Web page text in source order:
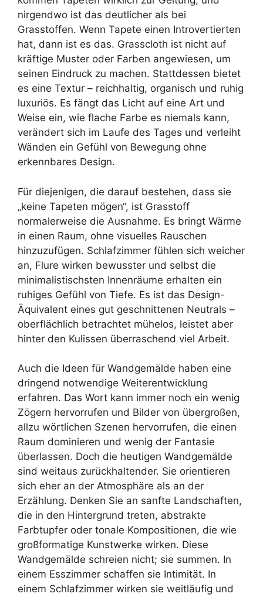
nirgendwo ist das deutlicher als bei
Grasstoffen. Wenn Tapete einen Introvertierten
hat, dann ist es das. Grasscloth ist nicht auf
kräftige Muster oder Farben angewiesen, um
seinen Eindruck zu machen. Stattdessen bietet
es eine Textur – reichhaltig, organisch und ruhig
luxuriös. Es fängt das Licht auf eine Art und
Weise ein, wie flache Farbe es niemals kann,
verändert sich im Laufe des Tages und verleiht
Wänden ein Gefühl von Bewegung ohne
erkennbares Design.
Für diejenigen, die darauf bestehen, dass sie
„keine Tapeten mögen“, ist Grasstoff
normalerweise die Ausnahme. Es bringt Wärme
in einen Raum, ohne visuelles Rauschen
hinzuzufügen. Schlafzimmer fühlen sich weicher
an, Flure wirken bewusster und selbst die
minimalistischsten Innenräume erhalten ein
ruhiges Gefühl von Tiefe. Es ist das Design-
Äquivalent eines gut geschnittenen Neutrals –
oberflächlich betrachtet mühelos, leistet aber
hinter den Kulissen überraschend viel Arbeit.
Auch die Ideen für Wandgemälde haben eine
dringend notwendige Weiterentwicklung
erfahren. Das Wort kann immer noch ein wenig
Zögern hervorrufen und Bilder von übergroßen,
allzu wörtlichen Szenen hervorrufen, die einen
Raum dominieren und wenig der Fantasie
überlassen. Doch die heutigen Wandgemälde
sind weitaus zurückhaltender. Sie orientieren
sich eher an der Atmosphäre als an der
Erzählung. Denken Sie an sanfte Landschaften,
die in den Hintergrund treten, abstrakte
Farbtupfer oder tonale Kompositionen, die wie
großformatige Kunstwerke wirken. Diese
Wandgemälde schreien nicht; sie summen. In
einem Esszimmer schaffen sie Intimität. In
einem Schlafzimmer wirken sie weitläufig und